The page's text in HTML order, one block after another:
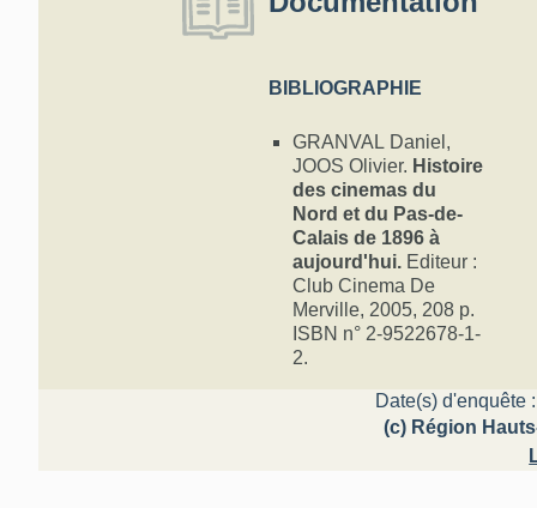
BIBLIOGRAPHIE
GRANVAL Daniel,
JOOS Olivier. Histoire
des cinemas du
Nord et du Pas-de-
Calais de 1896 à
aujourd'hui. Editeur :
Club Cinema De
Merville, 2005, 208 p.
ISBN n° 2-9522678-1-
2.
Date(s) d'enquête
(c) Région